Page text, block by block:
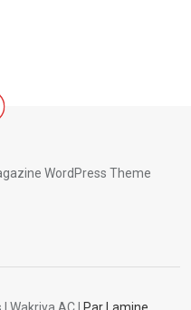
WordPress Theme
Wakriya AC | Par Lamine